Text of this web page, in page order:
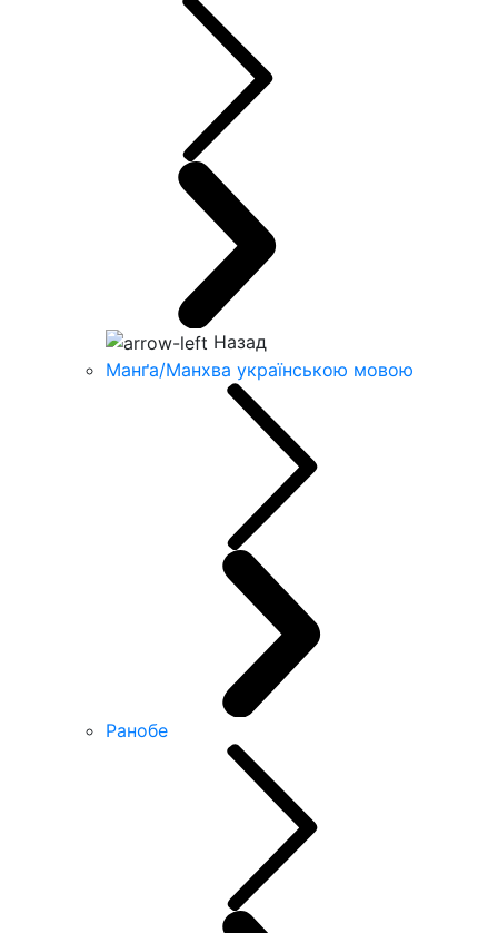
Назад
Манґа/Манхва українською мовою
Ранобе